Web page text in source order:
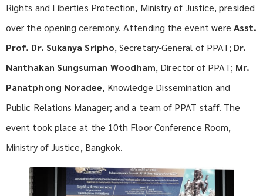
Rights and Liberties Protection, Ministry of Justice, presided
over the opening ceremony. Attending the event wereAsst.
Prof. Dr. Sukanya Sripho, Secretary-General of PPAT; Dr.
Nanthakan Sungsuman Woodham, Director of PPAT; Mr.
Panatphong Noradee, Knowledge Dissemination and
Public Relations Manager; and a team of PPAT staff. The
event took place at the 10th Floor Conference Room,
Ministry of Justice, Bangkok.